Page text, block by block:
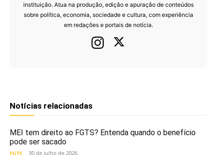
instituição. Atua na produção, edição e apuração de conteúdos
sobre política, economia, sociedade e cultura, com experiência
em redações e portais de notícia.
Notícias relacionadas
MEI tem direito ao FGTS? Entenda quando o benefício
pode ser sacado
FGTS 30 de julho de 2026